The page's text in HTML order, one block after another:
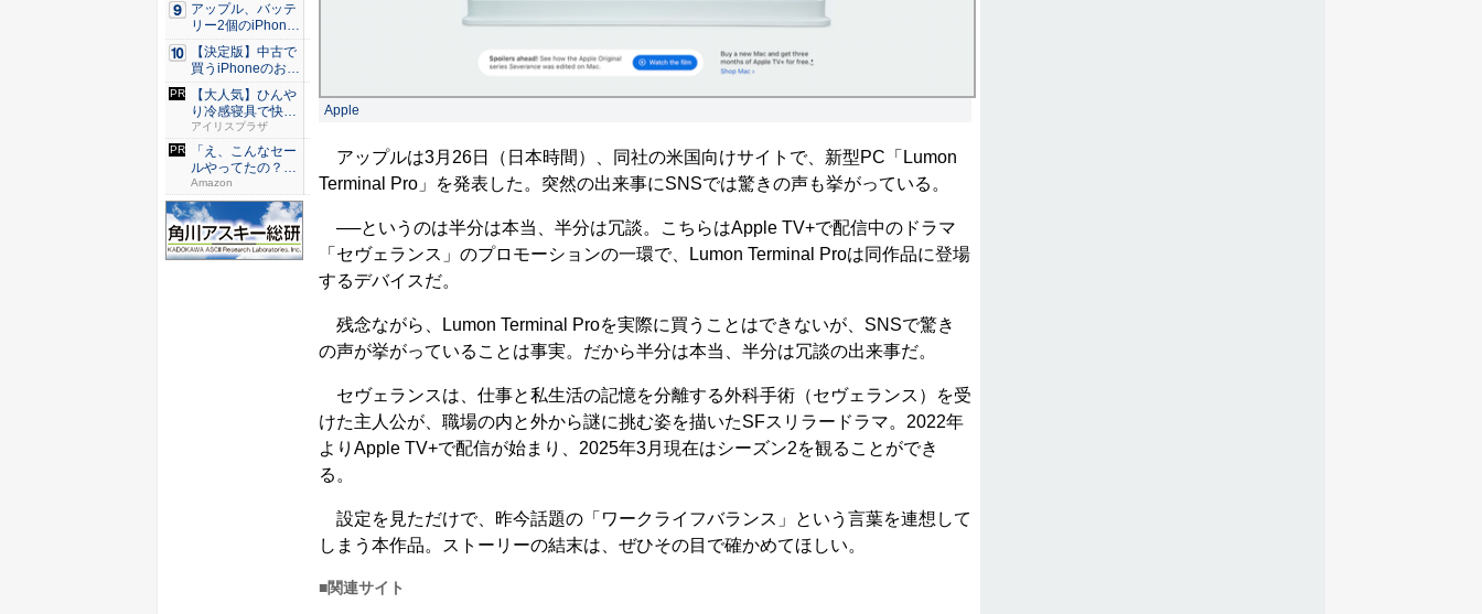
Apple
アップルは3月26日（日本時間）、同社の米国向けサイトで、新型PC「Lumon
Terminal Pro」を発表した。突然の出来事にSNSでは驚きの声も挙がっている。
──というのは半分は本当、半分は冗談。こちらはApple TV+で配信中のドラマ
「セヴェランス」のプロモーションの一環で、Lumon Terminal Proは同作品に登場
するデバイスだ。
残念ながら、Lumon Terminal Proを実際に買うことはできないが、SNSで驚き
の声が挙がっていることは事実。だから半分は本当、半分は冗談の出来事だ。
セヴェランスは、仕事と私生活の記憶を分離する外科手術（セヴェランス）を受
けた主人公が、職場の内と外から謎に挑む姿を描いたSFスリラードラマ。2022年
よりApple TV+で配信が始まり、2025年3月現在はシーズン2を観ることができ
る。
設定を見ただけで、昨今話題の「ワークライフバランス」という言葉を連想して
しまう本作品。ストーリーの結末は、ぜひその目で確かめてほしい。
■関連サイト
アップル、バッテ
リー2個のiPhone
準...
【決定版】中古で
買うiPhoneのおす
す...
【大人気】ひんや
り冷感寝具で快適
な睡眠を...
アイリスプラザ
「え、こんなセー
ルやってたの？」
80％O...
Amazon